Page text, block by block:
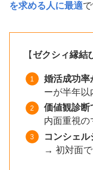
を求める人に最適で
【 ゼクシィ縁結
婚活成功率
ーが半年以
価値観診断
内面重視の
コンシェ
→ 初対面